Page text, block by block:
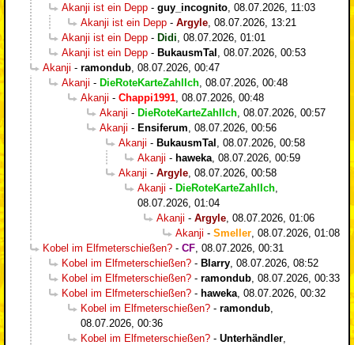
Akanji ist ein Depp - guy_incognito 08.07.2026, 11:03
Akanji ist ein Depp - Argyle 08.07.2026, 13:21
Akanji ist ein Depp - Didi 08.07.2026, 01:01
Akanji ist ein Depp - BukausmTal
08.07.2026, 00:53
Akanji - ramondub 08.07.2026, 00:47
Akanji - DieRoteKarteZahlIch 08.07.2026, 00:48
Akanji - Chappi1991 08.07.2026, 00:48
Akanji - DieRoteKarteZahlIch 08.07.2026, 00:57
Akanji - Ensiferum 08.07.2026, 00:56
Akanji - BukausmTal
08.07.2026, 00:58
Akanji - haweka 08.07.2026, 00:59
Akanji - Argyle 08.07.2026, 00:58
Akanji - DieRoteKarteZahlIch
08.07.2026, 01:04
Akanji - Argyle 08.07.2026, 01:06
Akanji - Smeller 08.07.2026, 01:08
Kobel im Elfmeterschießen? - CF 08.07.2026, 00:31
Kobel im Elfmeterschießen? - Blarry 08.07.2026, 08:52
Kobel im Elfmeterschießen? - ramondub 08.07.2026, 00:33
Kobel im Elfmeterschießen? - haweka 08.07.2026, 00:32
Kobel im Elfmeterschießen? - ramondub
08.07.2026, 00:36
Kobel im Elfmeterschießen? - Unterhändler